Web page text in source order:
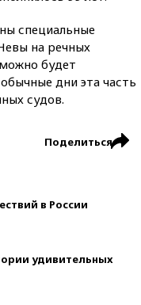
специальные
на речных
будет
дни эта часть
судов.
Поделиться
в России
удивительных